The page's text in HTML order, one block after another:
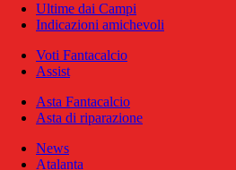
Ultime dai Campi
Indicazioni amichevoli
Voti Fantacalcio
Assist
Asta Fantacalcio
Asta di riparazione
News
Atalanta